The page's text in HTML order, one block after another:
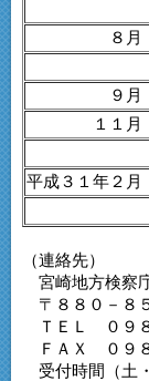
８月
９月
１１月
平成３１年２月
（連絡先）
宮崎地方検察
〒８８０－８
ＴＥＬ ０９８
ＦＡＸ ０９８
受付時間（土